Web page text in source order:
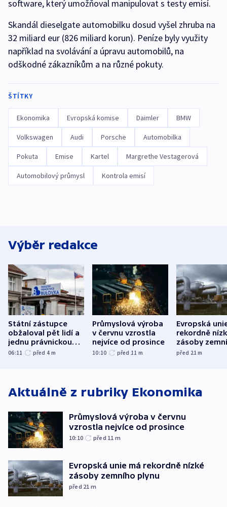
software, který umožňoval manipulovat s testy emisí.
Skandál dieselgate automobilku dosud vyšel zhruba na
32 miliard eur (826 miliard korun). Peníze byly využity
například na svolávání a úpravu automobilů, na
odškodné zákazníkům a na různé pokuty.
ŠTÍTKY
Ekonomika Evropská komise Daimler BMW
Volkswagen Audi Porsche Automobilka
Pokuta Emise Kartel Margrethe Vestagerová
Automobilový průmysl Kontrola emisí
Výběr redakce
Státní zástupce
obžaloval pět lidí a
jednu právnickou
osobu v kauze
06:11 před 4 m
Průmyslová výroba
v červnu vzrostla
nejvíce od prosince
10:10 před 11 m
Evropská
rekordně
zásoby
plynu
před 21m
Aktuálně z rubriky Ekonomika
Průmyslová výroba v červnu
vzrostla nejvíce od prosince
10:10 před 11 m
Evropská unie má rekordně nízké
zásoby zemního plynu
před 21 m